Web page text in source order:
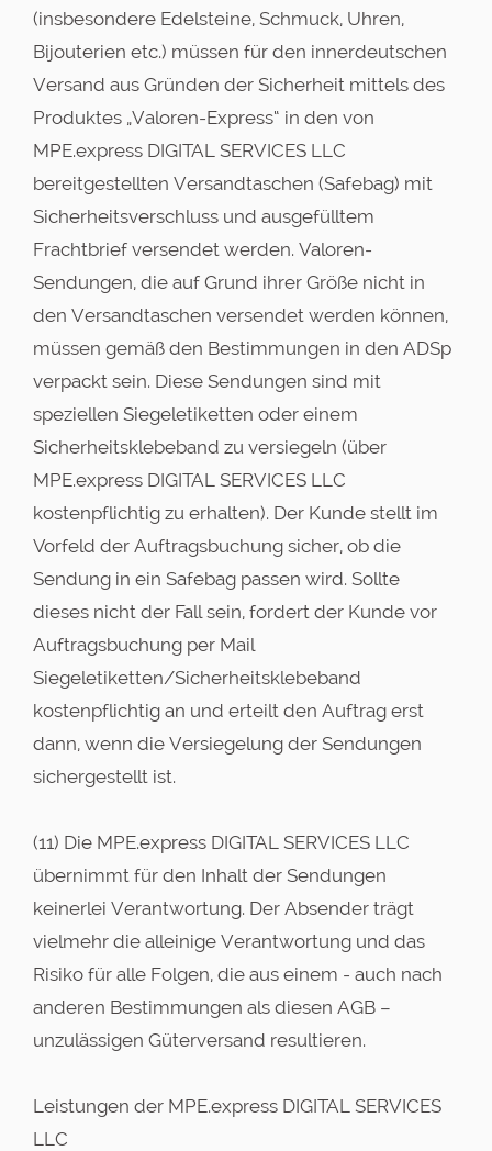
(insbesondere Edelsteine, Schmuck, Uhren,
Bijouterien etc.) müssen für den innerdeutschen
Versand aus Gründen der Sicherheit mittels des
Produktes „Valoren-Express“ in den von
MPE.express DIGITAL SERVICES LLC
bereitgestellten Versandtaschen (Safebag) mit
Sicherheitsverschluss und ausgefülltem
Frachtbrief versendet werden. Valoren-
Sendungen, die auf Grund ihrer Größe nicht in
den Versandtaschen versendet werden können,
müssen gemäß den Bestimmungen in den ADSp
verpackt sein. Diese Sendungen sind mit
speziellen Siegeletiketten oder einem
Sicherheitsklebeband zu versiegeln (über
MPE.express DIGITAL SERVICES LLC
kostenpflichtig zu erhalten). Der Kunde stellt im
Vorfeld der Auftragsbuchung sicher, ob die
Sendung in ein Safebag passen wird. Sollte
dieses nicht der Fall sein, fordert der Kunde vor
Auftragsbuchung per Mail
Siegeletiketten/Sicherheitsklebeband
kostenpflichtig an und erteilt den Auftrag erst
dann, wenn die Versiegelung der Sendungen
sichergestellt ist.
(11) Die MPE.express DIGITAL SERVICES LLC
übernimmt für den Inhalt der Sendungen
keinerlei Verantwortung. Der Absender trägt
vielmehr die alleinige Verantwortung und das
Risiko für alle Folgen, die aus einem - auch nach
anderen Bestimmungen als diesen AGB –
unzulässigen Güterversand resultieren.
Leistungen der MPE.express DIGITAL SERVICES
LLC